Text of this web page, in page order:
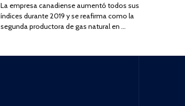
La empresa canadiense aumentó todos sus
índices durante 2019 y se reafirma como la
segunda productora de gas natural en …